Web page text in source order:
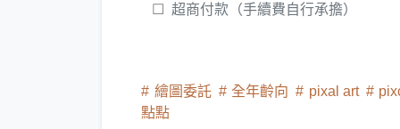
超商付款（手續費自行承擔）
繪圖委託 全年齡向 pixal art
點點